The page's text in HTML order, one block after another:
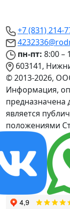
+7 (831) 214-
пн-пт: 8:00 –
603141,
© 2013-2026,
Информация,
предназначена
является
положениями